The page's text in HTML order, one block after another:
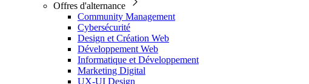
Offres d'alternance
Community Management
Cybersécurité
Design et Création Web
Développement Web
Informatique et Développement
Marketing Digital
UX-UI Design